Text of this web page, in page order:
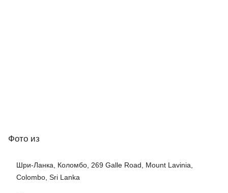
Фото из
Шри-Ланка, Коломбо, 269 Galle Road, Mount Lavinia,
Colombo, Sri Lanka